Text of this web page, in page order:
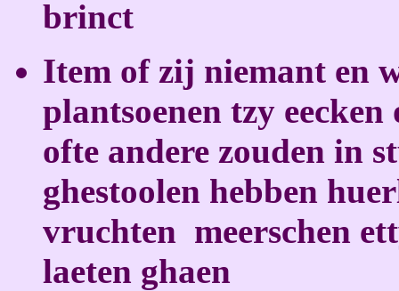
brinct
Item of zij niemant en
plantsoenen tzy
ofte andere zouden in
ghestoolen hebben
vruchten meerschen
laeten ghaen